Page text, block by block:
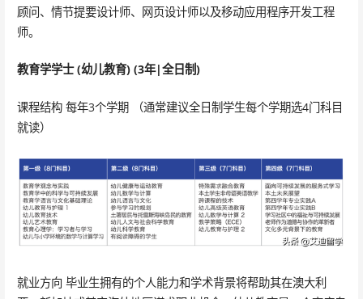
顾问、情节提要设计师、网页设计师以及移动应用程序开发工程
师。
教育学学士 (幼儿教育) (3年|全日制)
课程结构 每年3个学期 （通常建议全日制学生每个学期选4门科目
就读）
就业方向 毕业生拥有的个人能力和学术背景将帮助其在澳大利